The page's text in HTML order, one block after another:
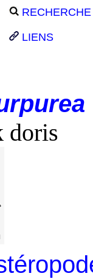
RECHERCHE
LIENS
doris